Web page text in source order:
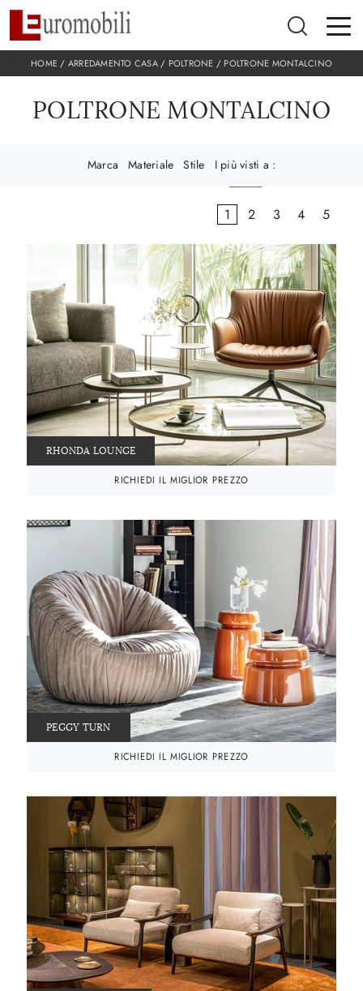
HOME / ARREDAMENTO CASA/ POLTRONE / POLTRONE MONTALCINO
POLTRONE MONTALCINO
Marca Materiale Stile I più visti a :
1 2 3 4 5
RHONDA LOUNGE
RICHIEDI IL MIGLIOR PREZZO
PEGGY TURN
RICHIEDI IL MIGLIOR PREZZO